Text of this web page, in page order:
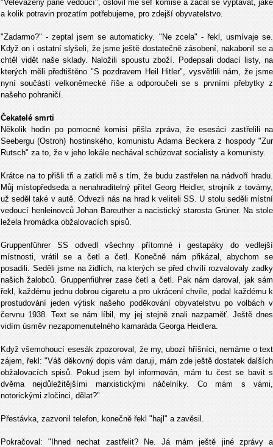
"Velevážený pane vedoucí", oslovil mě šéf komise a začal se vyptávat, jaké
a kolik potravin prozatím potřebujeme, pro zdejší obyvatelstvo.
"Zadarmo?" - zeptal jsem se automaticky. "Ne zcela" - řekl, usmívaje se.
Když on i ostatní slyšeli, že jsme ještě dostatečně zásobení, nakabonil se a
chtěl vidět naše sklady. Naložili spoustu zboží. Podepsali dodací listy, na
kterých měli předtištěno "S pozdravem Heil Hitler", vysvětlili nám, že jsme
nyní součástí velkoněmecké říše a odporoučeli se s prvními přebytky z
našeho pohraničí.
Čekatelé smrti
Několik hodin po pomocné komisi přišla zpráva, že esesáci zastřelili na
Seebergu (Ostroh) hostinského, komunistu Adama Beckera z hospody "Zur
Rutsch" za to, že v jeho lokále nechával schůzovat socialisty a komunisty.
Krátce na to přišli tři a zatkli mě s tím, že budu zastřelen na nádvoří hradu.
Můj místopředseda a nenahraditelný přítel Georg Heidler, strojník z továrny,
už seděl také v autě. Odvezli nás na hrad k veliteli SS. U stolu seděli místní
vedoucí henleinovců Johan Bareuther a nacistický starosta Grüner. Na stole
ležela hromádka obžalovacích spisů.
Gruppenführer SS odvedl všechny přítomné i gestapáky do vedlejší
místnosti, vrátil se a četl a četl. Konečně nám přikázal, abychom se
posadili. Seděli jsme na židlích, na kterých se před chvílí rozvalovaly zadky
našich žalobců. Gruppenfiührer zase četl a četl. Pak nám daroval, jak sám
řekl, každému jednu dobrou cigaretu a pro ukrácení chvíle, podal každému k
prostudování jeden výtisk našeho poděkování obyvatelstvu po volbách v
červnu 1938. Text se nám líbil, my jej stejně znali nazpaměť. Ještě dnes
vidím úsměv nezapomenutelného kamaráda Georga Heidlera.
Když všemohoucí esesák zpozoroval, že my, ubozí hříšníci, nemáme o text
zájem, řekl: "Váš děkovný dopis vám daruji, mám zde ještě dostatek dalších
obžalovacích spisů. Pokud jsem byl informován, mám tu čest se bavit s
dvěma nejdůležitějšími marxistickými náčelníky. Co mám s vámi,
notorickými zločinci, dělat?"
Přestávka, zazvonil telefon, konečně řekl "hajl" a zavěsil.
Pokračoval: "Ihned nechat zastřelit? Ne. Já mám ještě jiné zprávy a